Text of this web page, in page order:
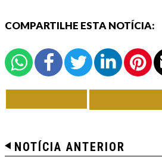
COMPARTILHE ESTA NOTÍCIA:
NOTÍCIA ANTERIOR